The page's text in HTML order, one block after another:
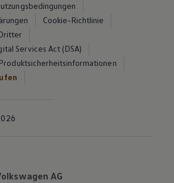
Cookie-Richtlinie
Services Act (DSA)
Produktsicherheitsinformationen
AG